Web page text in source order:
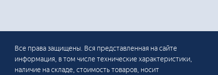
Все права защищены. Вся представленная на сайте
информация, в том числе технические характеристики,
наличие на складе, стоимость товаров, носит